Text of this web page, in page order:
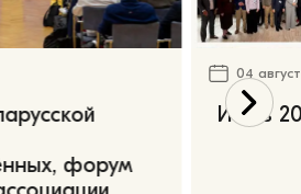
форум
04
Июль